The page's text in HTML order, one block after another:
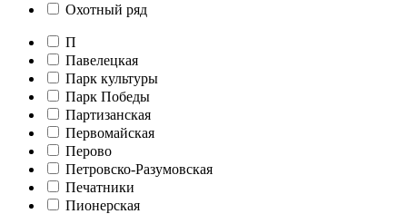
Охотный ряд
П
Павелецкая
Парк культуры
Парк Победы
Партизанская
Первомайская
Перово
Петровско-Разумовская
Печатники
Пионерская